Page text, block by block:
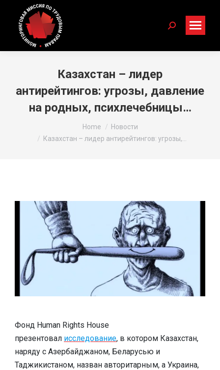
Search:
Казахстан – лидер
антирейтингов: угрозы, давление
на родных, психлечебницы…
Home
Новости
Казахстан – лидер антирейтингов: угрозы,…
Фонд Human Rights House
презентовал исследование, в котором Казахстан,
наряду с Азербайджаном, Беларусью и
Таджикистаном, назван авторитарным, а Украина,